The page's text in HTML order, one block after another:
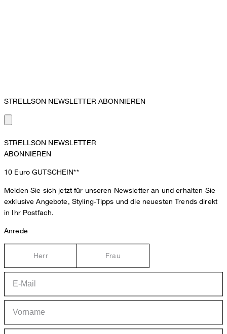
STRELLSON NEWSLETTER ABONNIEREN
STRELLSON NEWSLETTER
ABONNIEREN
10 EuroGUTSCHEIN**
Melden Sie sich jetzt für unseren Newsletter an und erhalten Sie
exklusive Angebote, Styling-Tipps und die neuesten Trends direkt
in Ihr Postfach.
Anrede
Herr Frau